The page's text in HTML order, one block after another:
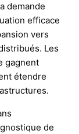
demande
efficace
vers
Les
gagnent
étendre
de